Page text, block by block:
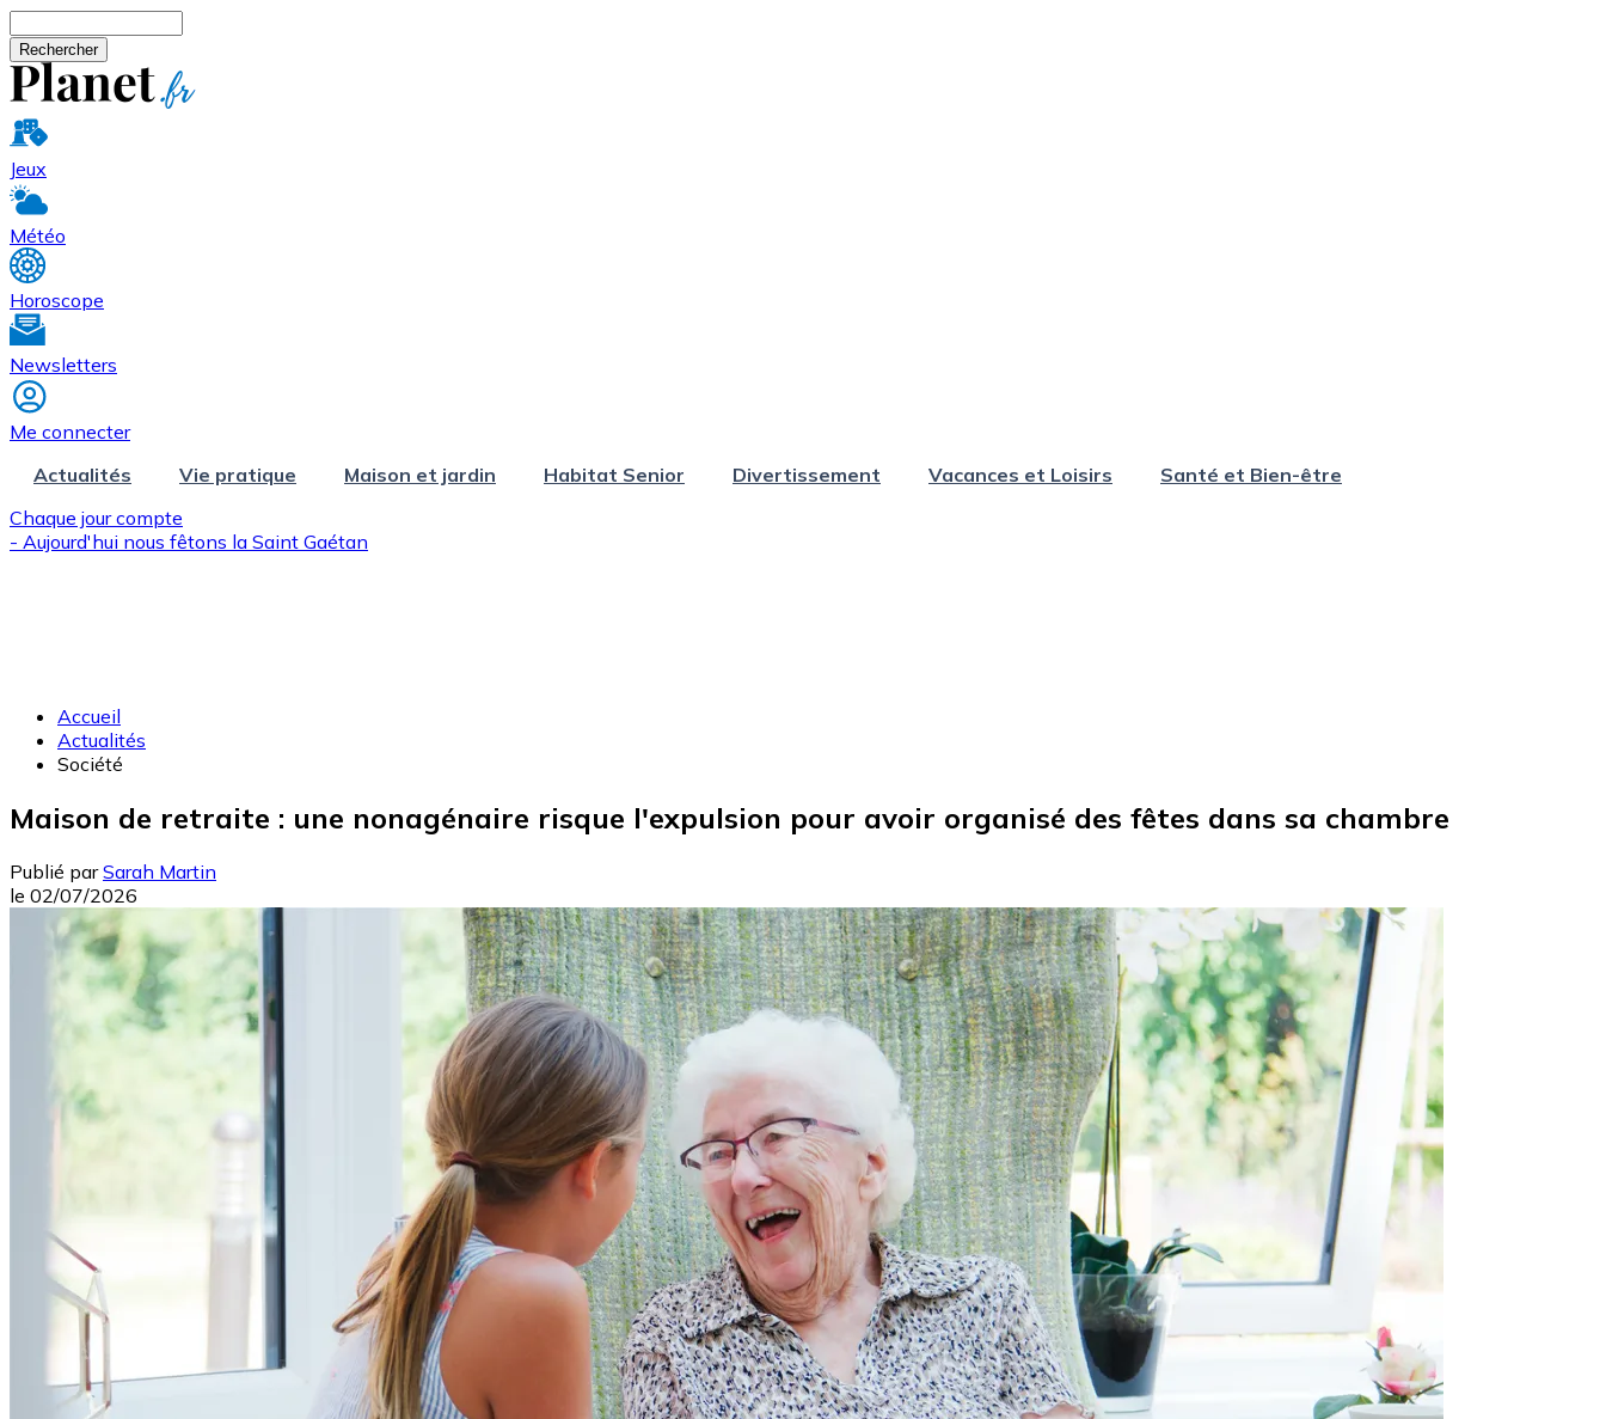
Jeux
Météo
Horoscope
Newsletters
Me connecter
Actualités
Vie pratique Maison et jardin Habitat Senior Divertissement Vacances et Loisirs
Santé et Bien-être
Chaque jour compte
- Aujourd'hui nous fêtons la Saint Gaétan
Accueil
Actualités
Société
Maison de retraite : une nonagénaire risque l'expulsion pour avoir organisé des fêtes dans sa chambre
Publié par Sarah Martin
le 02/07/2026